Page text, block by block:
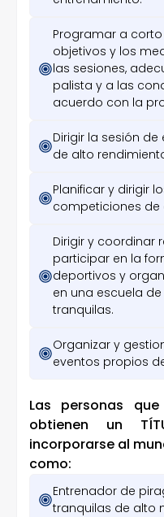
Programar a
objetivos y los
las sesiones,
palista y a las
acuerdo con la
Dirigir la sesión
de alto
Planificar y dirigir
competiciones de
Dirigir y coordinar
participar en la
deportivos y
en una escuela
tranquilas.
Organizar y
eventos propios
Las personas
obtienen un
incorporarse al
como:
Entrenador de
tranquilas de alto